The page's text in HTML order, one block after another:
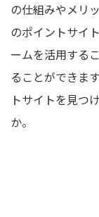
の仕組みやメリ
のポイントサイ
ームを活用する
ることができま
トサイトを見つ
か。